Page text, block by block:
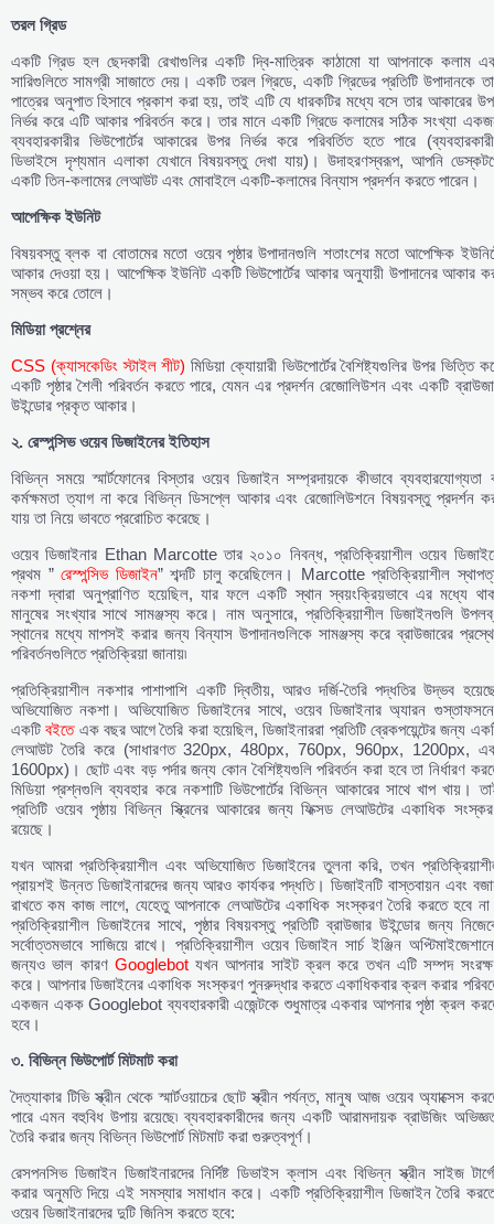
তরলগ্রিড
একটি গ্রিড হল ছেদকারী রেখাগুলির একটি দ্বি-মাত্রিক কাঠামো যা আপনাকে কলাম
সারিগুলিতে সামগ্রী সাজাতে দেয়। একটি তরল গ্রিডে, একটি গ্রিডের প্রতিটি উপাদানকে
পাত্রের অনুপাত হিসাবে প্রকাশ করা হয়, তাই এটি যে ধারকটির মধ্যে বসে তার আকারের
নির্ভর করে এটি আকার পরিবর্তন করে। তার মানে একটি গ্রিডে কলামের সঠিক সংখ্যা
ব্যবহারকারীর ভিউপোর্টের আকারের উপর নির্ভর করে পরিবর্তিত হতে পারে
ডিভাইসে দৃশ্যমান এলাকা যেখানে বিষয়বস্তু দেখা যায়)। উদাহরণস্বরূপ, আপনি
একটি তিন-কলামের লেআউট এবং মোবাইলে একটি-কলামের বিন্যাস প্রদর্শন করতে পারেন।
আপেক্ষিকইউনিট
বিষয়বস্তু ব্লক বা বোতামের মতো ওয়েব পৃষ্ঠার উপাদানগুলি শতাংশের মতো আপেক্ষিক
আকার দেওয়া হয়। আপেক্ষিক ইউনিট একটি ভিউপোর্টের আকার অনুযায়ী উপাদানের আকার
সম্ভব করে তোলে।
মিডিয়াপ্রশ্নের
CSS (ক্যাসকেডিং স্টাইল শীট) মিডিয়া ক্যোয়ারী ভিউপোর্টের বৈশিষ্ট্যগুলির উপর ভিত্তি
একটি পৃষ্ঠার শৈলী পরিবর্তন করতে পারে, যেমন এর প্রদর্শন রেজোলিউশন এবং একটি
উইন্ডোর প্রকৃত আকার।
২. রেস্পন্সিভওয়েবডিজাইনেরইতিহাস
বিভিন্ন সময়ে স্মার্টফোনের বিস্তার ওয়েব ডিজাইন সম্প্রদায়কে কীভাবে ব্যবহারযোগ্যতা
কর্মক্ষমতা ত্যাগ না করে বিভিন্ন ডিসপ্লে আকার এবং রেজোলিউশনে বিষয়বস্তু প্রদর্শন
যায় তা নিয়ে ভাবতে প্ররোচিত করেছে।
ওয়েব ডিজাইনার Ethan Marcotte তার ২০১০ নিবন্ধ, প্রতিক্রিয়াশীল ওয়েব
প্রথম ”রেস্পন্সিভ ডিজাইন” শব্দটি চালু করেছিলেন। Marcotte প্রতিক্রিয়াশীল
নকশা দ্বারা অনুপ্রাণিত হয়েছিল, যার ফলে একটি স্থান স্বয়ংক্রিয়ভাবে এর মধ্যে
মানুষের সংখ্যার সাথে সামঞ্জস্য করে। নাম অনুসারে, প্রতিক্রিয়াশীল ডিজাইনগুলি
স্থানের মধ্যে মাপসই করার জন্য বিন্যাস উপাদানগুলিকে সামঞ্জস্য করে ব্রাউজারের
পরিবর্তনগুলিতে প্রতিক্রিয়া জানায়৷
প্রতিক্রিয়াশীল নকশার পাশাপাশি একটি দ্বিতীয়, আরও দর্জি-তৈরি পদ্ধতির উদ্ভব
অভিযোজিত নকশা। অভিযোজিত ডিজাইনের সাথে, ওয়েব ডিজাইনার অ্যারন
একটিবইতেএক বছর আগে তৈরি করা হয়েছিল, ডিজাইনাররা প্রতিটি ব্রেকপয়েন্টের জন্য
লেআউট তৈরি করে (সাধারণত 320px, 480px, 760px, 960px, 1200px,
1600px)। ছোট এবং বড় পর্দার জন্য কোন বৈশিষ্ট্যগুলি পরিবর্তন করা হবে তা নির্ধারণ
মিডিয়া প্রশ্নগুলি ব্যবহার করে নকশাটি ভিউপোর্টের বিভিন্ন আকারের সাথে খাপ খায়।
প্রতিটি ওয়েব পৃষ্ঠায় বিভিন্ন স্ক্রিনের আকারের জন্য ফিক্সড লেআউটের একাধিক
রয়েছে।
যখন আমরা প্রতিক্রিয়াশীল এবং অভিযোজিত ডিজাইনের তুলনা করি, তখন
প্রায়শই উন্নত ডিজাইনারদের জন্য আরও কার্যকর পদ্ধতি। ডিজাইনটি বাস্তবায়ন এবং
রাখতে কম কাজ লাগে, যেহেতু আপনাকে লেআউটের একাধিক সংস্করণ তৈরি করতে হবে
প্রতিক্রিয়াশীল ডিজাইনের সাথে, পৃষ্ঠার বিষয়বস্তু প্রতিটি ব্রাউজার উইন্ডোর জন্য
সর্বোত্তমভাবে সাজিয়ে রাখে। প্রতিক্রিয়াশীল ওয়েব ডিজাইন সার্চ ইঞ্জিন
জন্যও ভাল কারণ Googlebotযখন আপনার সাইট ক্রল করে তখন এটি সম্পদ
করে। আপনার ডিজাইনের একাধিক সংস্করণ পুনরুদ্ধার করতে একাধিকবার ক্রল করার
একজন একক Googlebot ব্যবহারকারী এজেন্টকে শুধুমাত্র একবার আপনার পৃষ্ঠা ক্রল
হবে।
৩. বিভিন্নভিউপোর্টমিটমাটকরা
দৈত্যাকার টিভি স্ক্রীন থেকে স্মার্টওয়াচের ছোট স্ক্রীন পর্যন্ত, মানুষ আজ ওয়েব অ্যাক্সেস
পারে এমন বহুবিধ উপায় রয়েছে৷ ব্যবহারকারীদের জন্য একটি আরামদায়ক ব্রাউজিং
তৈরি করার জন্য বিভিন্ন ভিউপোর্ট মিটমাট করা গুরুত্বপূর্ণ।
রেসপনসিভ ডিজাইন ডিজাইনারদের নির্দিষ্ট ডিভাইস ক্লাস এবং বিভিন্ন স্ক্রীন সাইজ
করার অনুমতি দিয়ে এই সমস্যার সমাধান করে। একটি প্রতিক্রিয়াশীল ডিজাইন তৈরি
ওয়েব ডিজাইনারদের দুটি জিনিস করতে হবে: